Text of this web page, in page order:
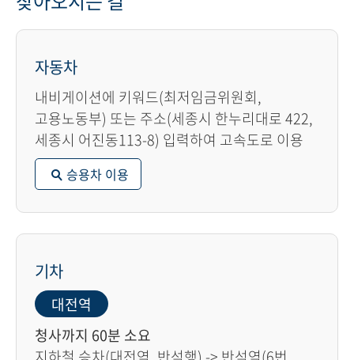
자동차
내비게이션에 키워드(최저임금위원회,
고용노동부) 또는 주소(세종시 한누리대로 422,
세종시 어진동113-8) 입력하여 고속도로 이용
승용차 이용
기차
대전역
청사까지 60분 소요